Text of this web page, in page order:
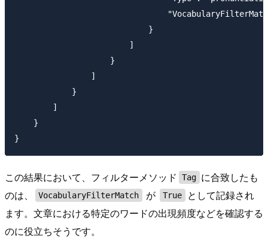
                            }
                        ]
                    }
                ]
            }
        ]
    }
この結果において、フィルターメソッド Tag に合致したも
のは、
VocabularyFilterMatch が True
として記録され
ます。文章における特定のワードの出現頻度などを確認する
のに役立ちそうです。